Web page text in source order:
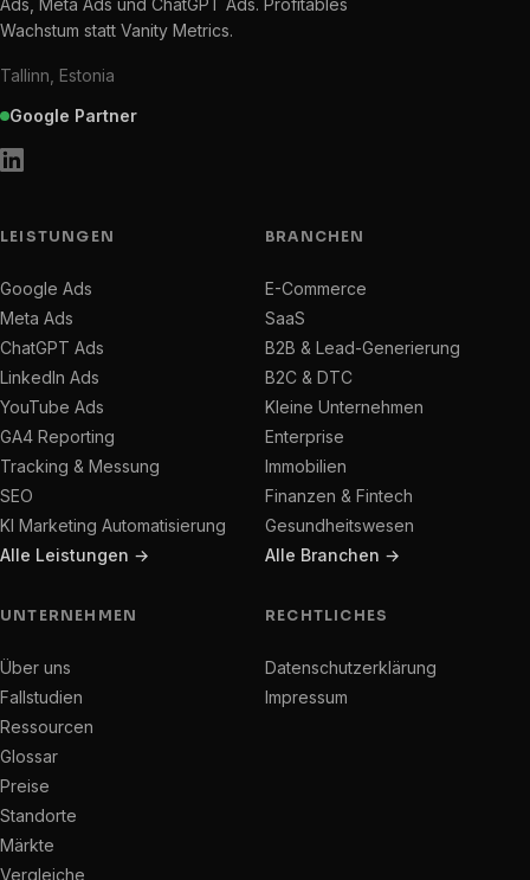
Wachstum statt Vanity Metrics.
Tallinn, Estonia
Google Partner
LEISTUNGEN
Google Ads
Meta Ads
ChatGPT Ads
LinkedIn Ads
YouTube Ads
GA4 Reporting
Tracking & Messung
SEO
KI Marketing Automatisierung
Alle Leistungen →
BRANCHEN
E-Commerce
SaaS
B2B & Lead-Generierung
B2C & DTC
Kleine Unternehmen
Enterprise
Immobilien
Finanzen & Fintech
Gesundheitswesen
Alle Branchen →
UNTERNEHMEN
Über uns
Fallstudien
Ressourcen
Glossar
Preise
Standorte
Märkte
Vergleiche
RECHTLICHES
Datenschutzerklärung
Impressum